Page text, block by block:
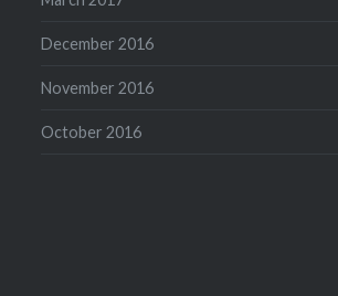
December 2016
November 2016
October 2016